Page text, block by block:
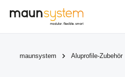
Zum Hauptinhalt springen
maunsystem Aluprofile-Zubehör